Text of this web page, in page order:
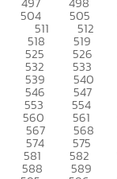
504 505
511 512
518 519
525 526
532 533
539 540
546 547
553 554
560 561
567 568
574 575
581 582
588 589